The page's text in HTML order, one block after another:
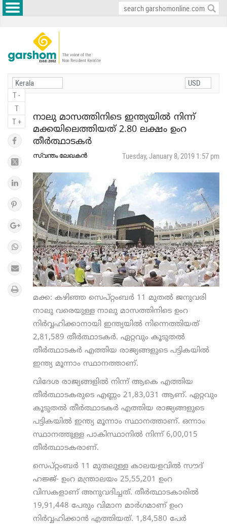
T -
T
T +
നാലു മാസത്തിനിടെ ഇന്ത്യയില്‍ നിന്ന്
മക്കയിലെത്തിയത് 2.80 ലക്ഷം ഉംറ
തീര്‍ത്ഥാടകര്‍
സ്വന്തം ലേഖകന്‍ Tuesday, January 8, 2019 1:57 pm
മക്ക: കഴിഞ്ഞ സെപ്റ്റംബര്‍ 11 മുതല്‍ ജനുവരി
നാലു വരെയുള്ള നാലു മാസത്തിനിടെ ഉംറ
നിര്‍വ്വഹിക്കാനായി ഇന്ത്യയില്‍ നിന്നെത്തിയത്
2,81,589 തീര്‍ത്ഥാടകര്‍. ഏറ്റവും കൂടുതല്‍
തീര്‍ത്ഥാടകര്‍ എത്തിയ രാജ്യങ്ങളുടെ പട്ടികയില്‍
ഇന്ത്യ മൂന്നാം സ്ഥാനത്താണ്.
വിദേശ രാജ്യങ്ങളില്‍ നിന്ന് ആകെ എത്തിയ
തീര്‍ത്ഥാടകരുടെ എണ്ണം 21,83,031 ആണ്. ഏറ്റവും
കൂടുതല്‍ തീര്‍ത്ഥാടകര്‍ എത്തിയ രാജ്യങ്ങളുടെ
പട്ടികയില്‍ ഇന്ത്യ മൂന്നാം സ്ഥാനത്താണ്. ഒന്നാം
സ്ഥാനത്തുള്ള പാകിസ്ഥാനില്‍ നിന്ന് 6,00,015
തീര്‍ത്ഥാടകരാണ്.
സെപ്റ്റംബര്‍ 11 മുതലുള്ള കാലയളവില്‍ സൗദ്
ഹജ്ജ്- ഉംറ മന്ത്രാലയം 25,55,201 ഉംറ
വിസകളാണ് അനുവദിച്ചത്. തീര്‍ത്ഥാടകാരില്‍
19,91,448 പേരും വിമാന മാര്‍ഗമാണ് ഉംറ
നിര്‍വ്വഹിക്കാന്‍ എത്തിയത്. 1,84,580 പേര്‍